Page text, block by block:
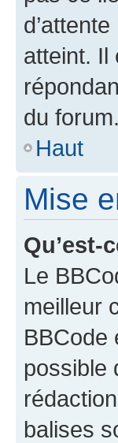
atteint. Il
du forum.
Haut
Mise
Qu’est-
Le
meilleur
BBCode
possible
balises